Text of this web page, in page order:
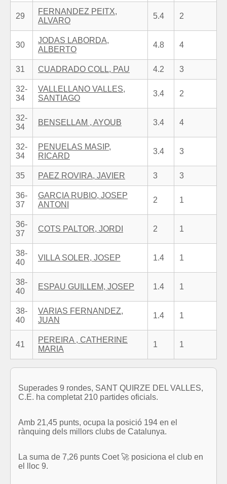
29
FERNANDEZ PEITX,
ALVARO
5.4 2
30
JODAS LABORDA,
ALBERTO
4.8 4
31 CUADRADO COLL, PAU 4.2 3
32-
34
VALLELLANO VALLES,
SANTIAGO
3.4 2
32-
34
BENSELLAM , AYOUB 3.4 4
32-
34
PENUELAS MASIP,
RICARD
3.4 3
35 PAEZ ROVIRA, JAVIER 3 3
36-
37
GARCIA RUBIO, JOSEP
ANTONI
2 1
36-
37
COTS PALTOR, JORDI 2 1
38-
40
VILLA SOLER, JOSEP 1.4 1
38-
40
ESPAU GUILLEM, JOSEP 1.4 1
38-
40
VARIAS FERNANDEZ,
JUAN
1.4 1
41
PEREIRA , CATHERINE
MARIA
1 1
Superades 9 rondes, SANT QUIRZE DEL VALLES,
C.E. ha completat 210 partides oficials.
Amb 21,45 punts, ocupa la posició 194 en el
rànquing dels millors clubs de Catalunya.
La suma de 7,26 punts Coet 🚀 posiciona el club en
el lloc 9.